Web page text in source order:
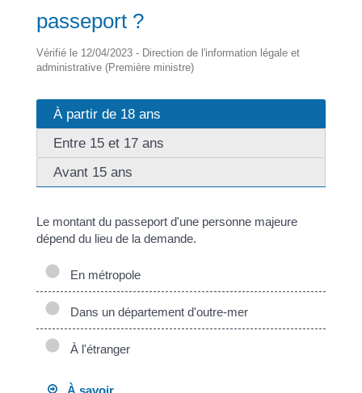
passeport ?
Vérifié le 12/04/2023 - Direction de l'information légale et
administrative (Première ministre)
À partir de 18 ans
Entre 15 et 17 ans
Avant 15 ans
Le montant du passeport d'une personne majeure
dépend du lieu de la demande.
En métropole
Dans un département d'outre-mer
À l'étranger
À savoir